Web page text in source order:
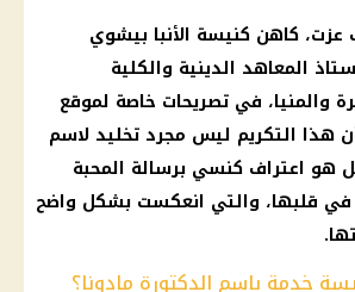
عزت، كاهن كنيسة الأنبا بيشوي
المعاهد الدينية والكلية
والمنيا، في تصريحات خاصة لموقع
هذا التكريم ليس مجرد تخليد لاسم
هو اعتراف كنسي برسالة المحبة
في قلبها، والتي انعكست بشكل واضح
خدمة باسم الدكتورة مادونا؟